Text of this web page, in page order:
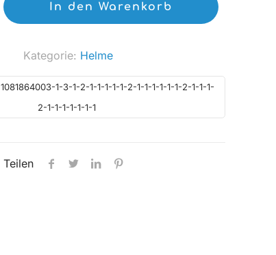
In den Warenkorb
1081864003-1-3-1-2-1-1-1-1-1-2-1-1-1-1-1-1-2-1-1-1-
2-1-1-1-1-1-1-1
Kategorie: Helme
Teilen